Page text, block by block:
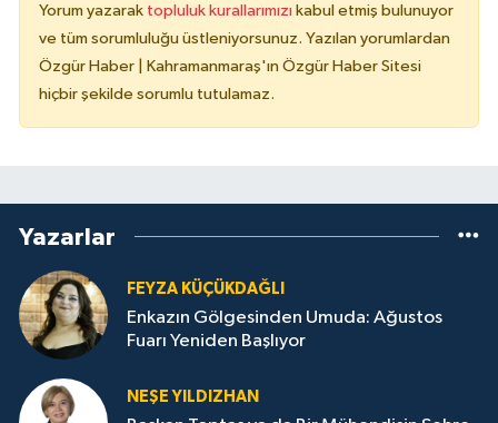
Yorum yazarak topluluk kurallarımızı kabul etmiş bulunuyor
ve tüm sorumluluğu üstleniyorsunuz. Yazılan yorumlardan
Özgür Haber | Kahramanmaraş'ın Özgür Haber Sitesi
hiçbir şekilde sorumlu tutulamaz.
Yazarlar
FEYZA KÜÇÜKDAĞLI
Enkazın Gölgesinden Umuda: Ağustos
Fuarı Yeniden Başlıyor
NEŞE YILDIZHAN